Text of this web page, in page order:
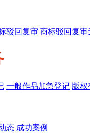
驳回复审 商标驳回复审
一般作品加急登记 版权
态 成功案例